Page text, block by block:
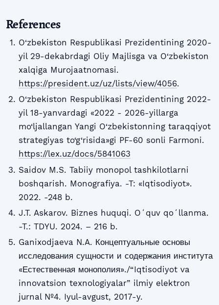
References
O‘zbekiston Respublikasi Prezidentining 2020-
yil 29-dekabrdagi Oliy Majlisga va O‘zbekiston
xalqiga Murojaatnomasi.
https://president.uz/uz/lists/view/4056.
O‘zbekiston Respublikasi Prezidentining 2022-
yil 18-yanvardagi «2022 - 2026-yillarga
mo‘ljallangan Yangi O‘zbekistonning taraqqiyot
strategiyas to‘g‘risida»gi PF-60 sonli Farmoni.
https://lex.uz/docs/5841063
Saidov M.S. Tabiiy monopol tashkilotlarni
boshqarish. Monografiya. -T: «Iqtisodiyot».
2022. -248 b.
J.T. Askarov. Biznes huquqi. Oʻquv qoʻllanma.
-T.: TDYU. 2024. – 216 b.
Ganixodjaeva N.A. Концептуальные основы
исследования сущности и содержания института
«Естественная монополия»./“Iqtisodiyot va
innovatsion texnologiyalar” ilmiy elektron
jurnal №4. Iyul-avgust, 2017-y.